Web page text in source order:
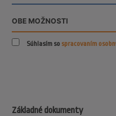
Základné dokumenty
Súhlasím so spracovaním